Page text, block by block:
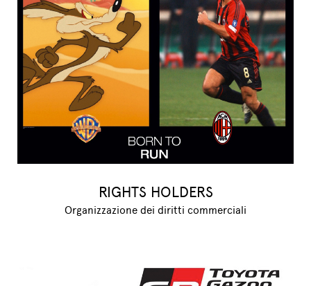
RIGHTS HOLDERS
Organizzazione dei diritti commerciali